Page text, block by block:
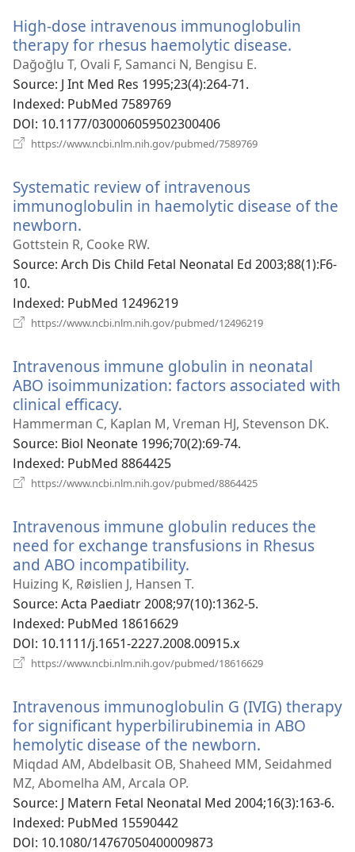
창
열
기)
High-dose intravenous immunoglobulin
therapy for rhesus haemolytic disease.
Dağoğlu T, Ovali F, Samanci N, Bengisu E.
Source‎: J Int Med Res 1995;23(4):264-71.
Indexed‎: PubMed 7589769
DOI‎: 10.1177/030006059502300406
https://www.ncbi.nlm.nih.gov/pubmed/7589769
열
기)
Systematic review of intravenous
immunoglobulin in haemolytic disease of the
newborn.
로
운
열
기)
Gottstein R, Cooke RW.
Source‎: Arch Dis Child Fetal Neonatal Ed 2003;88(1):F6-
10.
Indexed‎: PubMed 12496219
https://www.ncbi.nlm.nih.gov/pubmed/12496219
창
열
기)
Intravenous immune globulin in neonatal
ABO isoimmunization: factors associated with
clinical efficacy.
로
운
창
열
Hammerman C, Kaplan M, Vreman HJ, Stevenson DK.
Source‎: Biol Neonate 1996;70(2):69-74.
Indexed‎: PubMed 8864425
https://www.ncbi.nlm.nih.gov/pubmed/8864425
창
열
기)
Intravenous immune globulin reduces the
need for exchange transfusions in Rhesus
and ABO incompatibility.
로
운
열
기)
Huizing K, Røislien J, Hansen T.
Source‎: Acta Paediatr 2008;97(10):1362-5.
Indexed‎: PubMed 18616629
DOI‎: 10.1111/j.1651-2227.2008.00915.x
https://www.ncbi.nlm.nih.gov/pubmed/18616629
창
열
기)
Intravenous immunoglobulin G (IVIG) therapy
for significant hyperbilirubinemia in ABO
hemolytic disease of the newborn.
로
창
Miqdad AM, Abdelbasit OB, Shaheed MM, Seidahmed
MZ, Abomelha AM, Arcala OP.
Source‎: J Matern Fetal Neonatal Med 2004;16(3):163-6.
Indexed‎: PubMed 15590442
DOI‎: 10.1080/14767050400009873